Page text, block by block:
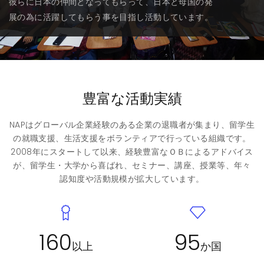
展の為に活躍してもらう事を目指し活動しています。
豊富な活動実績
NAPはグローバル企業経験のある企業の退職者が集まり、留学生
の就職支援、生活支援をボランティアで行っている組織です。
2008年にスタートして以来、経験豊富なＯＢによるアドバイス
が、留学生・大学から喜ばれ、セミナー、講座、授業等、年々
認知度や活動規模が拡大しています。
160以上 95か国